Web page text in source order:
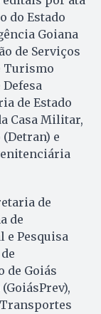
do Estado
Goiana
de Serviços
Turismo
de Estado
Casa Militar,
e
de
de
e Pesquisa
de Goiás